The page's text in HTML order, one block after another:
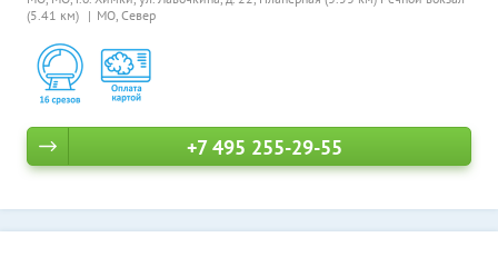
(5.41 км)
МО, Север
+7 495 255-29-55